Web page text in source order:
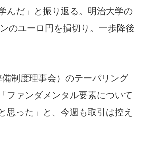
んだ」と振り返る。明治大学の
のユーロ円を損切り。一歩降後
制度理事会）のテーパリング
ファンダメンタル要素について
思った」と、今週も取引は控え